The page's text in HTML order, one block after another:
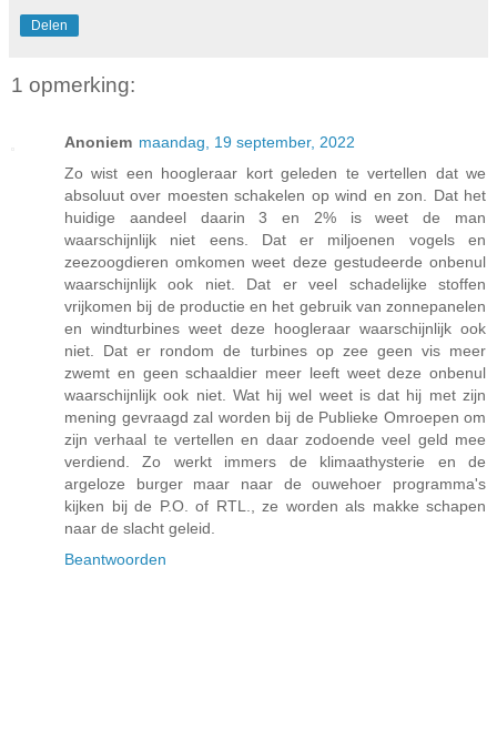
Delen
1 opmerking:
Anoniem maandag, 19 september, 2022
Zo wist een hoogleraar kort geleden te vertellen dat we
absoluut over moesten schakelen op wind en zon. Dat het
huidige aandeel daarin 3 en 2% is weet de man
waarschijnlijk niet eens. Dat er miljoenen vogels en
zeezoogdieren omkomen weet deze gestudeerde onbenul
waarschijnlijk ook niet. Dat er veel schadelijke stoffen
vrijkomen bij de productie en het gebruik van zonnepanelen
en windturbines weet deze hoogleraar waarschijnlijk ook
niet. Dat er rondom de turbines op zee geen vis meer
zwemt en geen schaaldier meer leeft weet deze onbenul
waarschijnlijk ook niet. Wat hij wel weet is dat hij met zijn
mening gevraagd zal worden bij de Publieke Omroepen om
zijn verhaal te vertellen en daar zodoende veel geld mee
verdiend. Zo werkt immers de klimaathysterie en de
argeloze burger maar naar de ouwehoer programma's
kijken bij de P.O. of RTL., ze worden als makke schapen
naar de slacht geleid.
Beantwoorden